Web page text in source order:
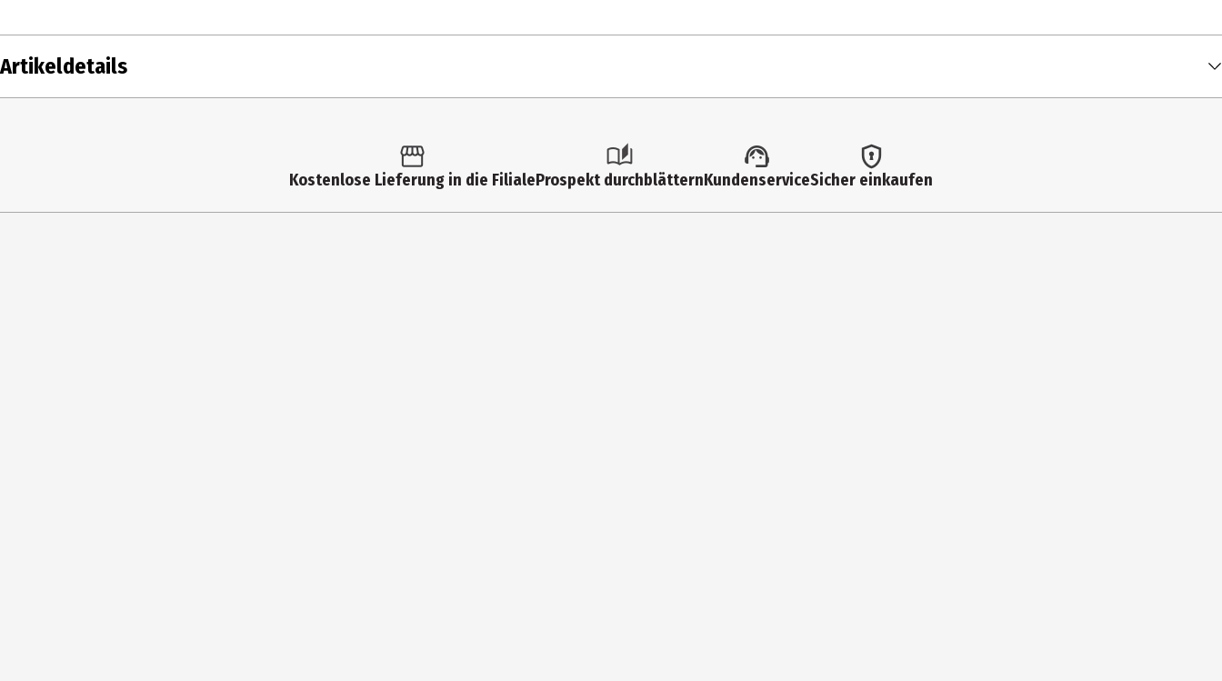
Artikeldetails
Konservierungsmittel (METHYLCHLOROISOTHIAZOLINONE, METHYLISOTHIAZOLINONE).
Kostenlose Lieferung in die FilialeProspekt durchblätternKundenserviceSicher einkaufen